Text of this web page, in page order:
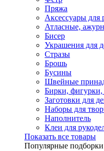
Пряжа
Аксессуары для
Атласные,
Бисер
Украшения для
Стразы
Брошь
Бусины
Швейные
Бирки, фигурки,
Заготовки для
Наборы для
Наполнитель
Клеи для
Показать все товары
Популярные подборки